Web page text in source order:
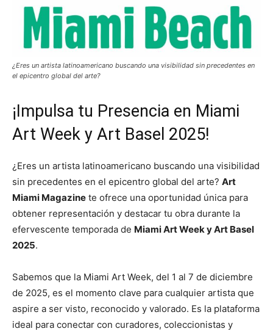
¿Eres un artista latinoamericano buscando una visibilidad sin precedentes en
el epicentro global del arte?
¡Impulsa tu Presencia en Miami
Art Week y Art Basel 2025!
¿Eres un artista latinoamericano buscando una visibilidad
sin precedentes en el epicentro global del arte? Art
Miami Magazine te ofrece una oportunidad única para
obtener representación y destacar tu obra durante la
efervescente temporada de Miami Art Week y Art Basel
2025.
Sabemos que la Miami Art Week, del 1 al 7 de diciembre
de 2025, es el momento clave para cualquier artista que
aspire a ser visto, reconocido y valorado. Es la plataforma
ideal para conectar con curadores, coleccionistas y